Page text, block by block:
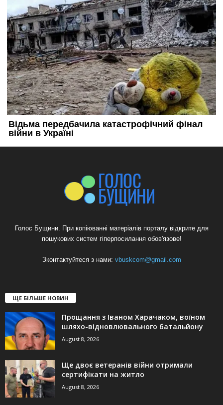
Голос Бущини. При копіюванні матеріалів порталу відкрите для
пошукових систем гіперпосилання обов'язове!
Зконтактуйтеся з нами: vbuskcom@gmail.com
ЩЕ БІЛЬШЕ НОВИН
Прощання з Іваном Харачаком, воїном
шляхо-відновлювального батальйону
August 8, 2026
Ще двоє ветеранів війни отримали
сертифікати на житло
August 8, 2026